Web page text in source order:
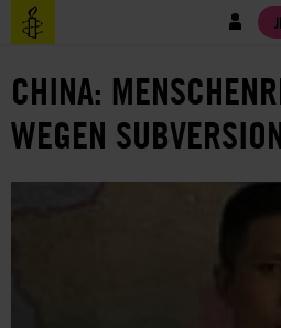
Direkt
zum
Benutzermenü
CHINA:
WEGEN